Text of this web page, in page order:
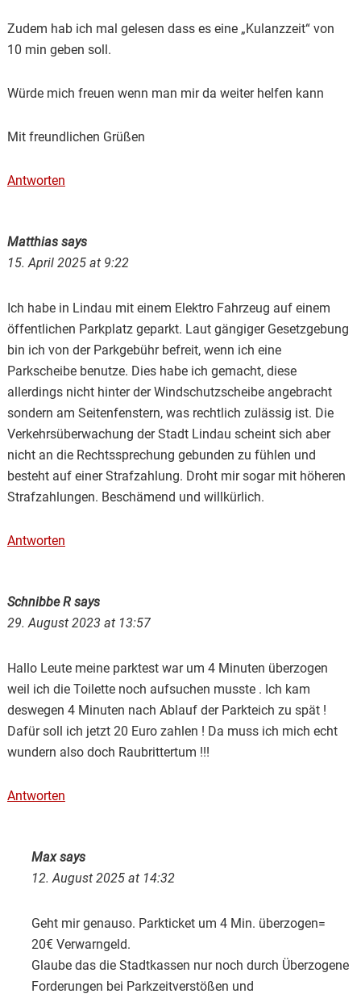
Zudem hab ich mal gelesen dass es eine „Kulanzzeit“ von
10 min geben soll.
Würde mich freuen wenn man mir da weiter helfen kann
Mit freundlichen Grüßen
Antworten
Matthias says
15. April 2025 at 9:22
Ich habe in Lindau mit einem Elektro Fahrzeug auf einem
öffentlichen Parkplatz geparkt. Laut gängiger Gesetzgebung
bin ich von der Parkgebühr befreit, wenn ich eine
Parkscheibe benutze. Dies habe ich gemacht, diese
allerdings nicht hinter der Windschutzscheibe angebracht
sondern am Seitenfenstern, was rechtlich zulässig ist. Die
Verkehrsüberwachung der Stadt Lindau scheint sich aber
nicht an die Rechtssprechung gebunden zu fühlen und
besteht auf einer Strafzahlung. Droht mir sogar mit höheren
Strafzahlungen. Beschämend und willkürlich.
Antworten
Schnibbe R says
29. August 2023 at 13:57
Hallo Leute meine parktest war um 4 Minuten überzogen
weil ich die Toilette noch aufsuchen musste . Ich kam
deswegen 4 Minuten nach Ablauf der Parkteich zu spät !
Dafür soll ich jetzt 20 Euro zahlen ! Da muss ich mich echt
wundern also doch Raubrittertum !!!
Antworten
Maxsays
12. August 2025 at 14:32
Geht mir genauso. Parkticket um 4 Min. überzogen=
20€ Verwarngeld.
Glaube das die Stadtkassen nur noch durch Überzogene
Forderungen bei Parkzeitverstößen und